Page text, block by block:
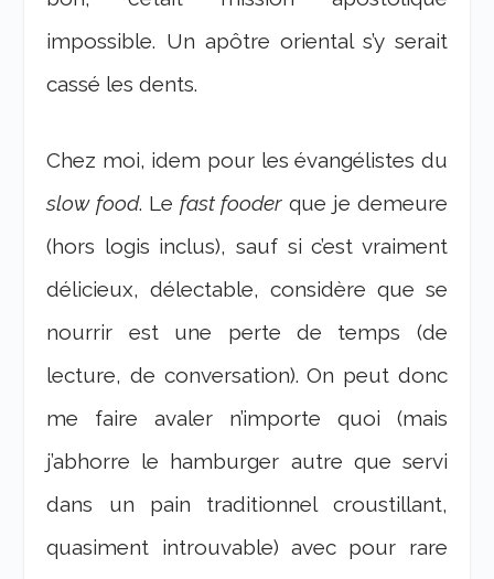
impossible. Un apôtre oriental s’y serait
cassé les dents.
Chez moi, idem pour les évangélistes du
slow food. Le fast fooder que je demeure
(hors logis inclus), sauf si c’est vraiment
délicieux, délectable, considère que se
nourrir est une perte de temps (de
lecture, de conversation). On peut donc
me faire avaler n’importe quoi (mais
j’abhorre le hamburger autre que servi
dans un pain traditionnel croustillant,
quasiment introuvable) avec pour rare